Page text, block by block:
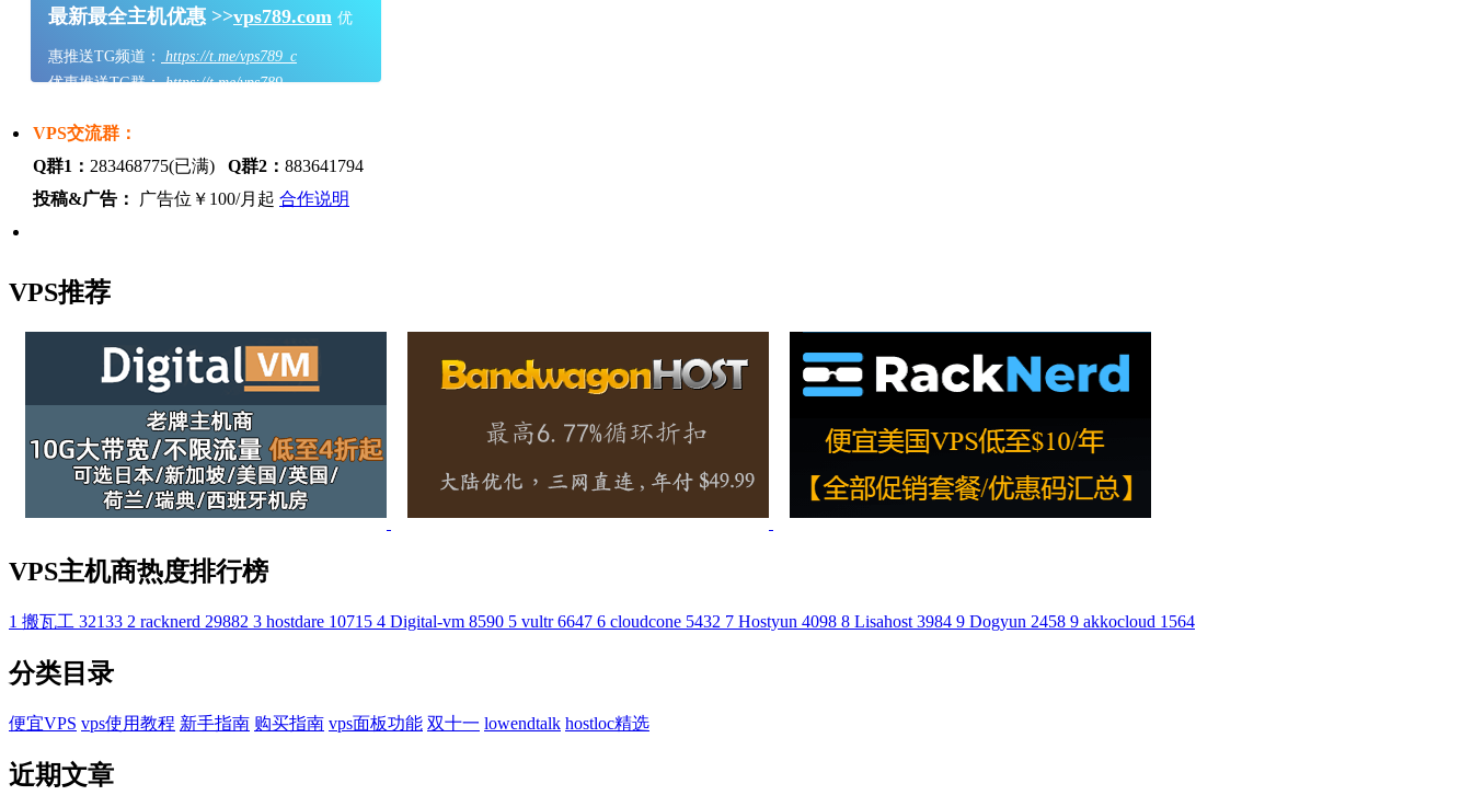
最新最全主机优惠 >>vps789.com 优
惠推送TG频道：
https://t.me/vps789_c
优惠推送TG群：https://t.me/vps789
VPS交流群：
Q群1： 283468775(已满) Q群2： 883641794
投稿&广告：
广告位￥100/月起 合作说明
VPS推荐
VPS主机商热度排行榜
1 搬瓦工 32133 2 racknerd 29882 3 hostdare 10715 4 Digital-vm 8590 5 vultr 6647 6 cloudcone 5432 7 Hostyun 4098 8 Lisahost 3984 9 Dogyun 2458 9 akkocloud 1564
分类目录
便宜VPS vps使用教程 新手指南 购买指南 vps面板功能 双十一 lowendtalk hostloc精选
近期文章